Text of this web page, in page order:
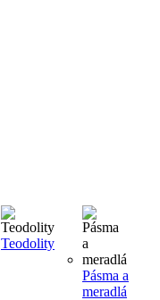
Teodolity
Pásma a
meradlá